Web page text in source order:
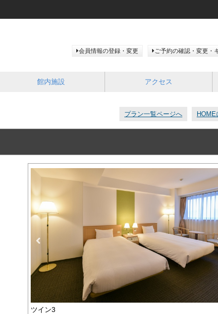
会員情報の登録・変更 ご予約の確認・変更・
館内施設 アクセス
プラン一覧ページへ HOME
ツイン3